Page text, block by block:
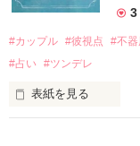
八年間の“当たり前”が
私の手からこぼれ落
3
#カップル #彼視点 #不器
#占い #ツンデレ
表紙を見る